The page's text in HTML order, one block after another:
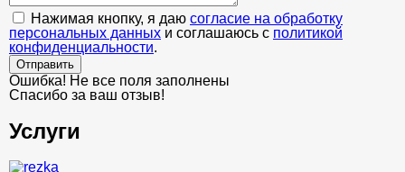
Нажимая кнопку, я даю согласие на обработку
персональных данных и соглашаюсь с политикой
конфиденциальности.
Отправить
Ошибка! Не все поля заполнены
Спасибо за ваш отзыв!
Услуги